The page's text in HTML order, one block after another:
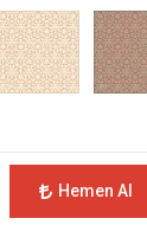
Hemen Al